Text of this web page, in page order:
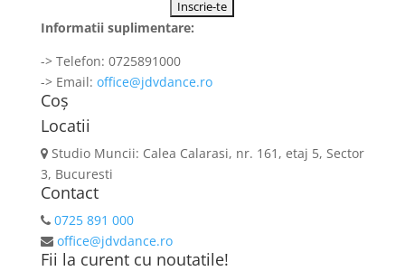
Informatii suplimentare:
-> Telefon: 0725891000
-> Email: office@jdvdance.ro
Coș
Locatii
Studio Muncii: Calea Calarasi, nr. 161, etaj 5, Sector
3, Bucuresti
Contact
0725 891 000
office@jdvdance.ro
Fii la curent cu noutatile!